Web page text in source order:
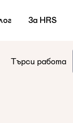
За HRS
Търси работа